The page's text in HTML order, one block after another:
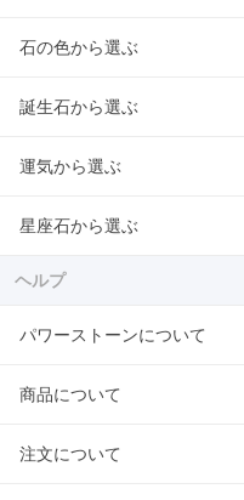
石の色から選ぶ
誕生石から選ぶ
運気から選ぶ
星座石から選ぶ
ヘルプ
パワーストーンについて
商品について
注文について